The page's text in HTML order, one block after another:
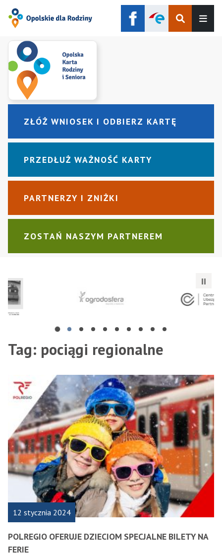
Szukaj
ZŁÓŻ WNIOSEK I ODBIERZ KARTĘ
PRZEDŁUŻ WAŻNOŚĆ KARTY
PARTNERZY I ZNIŻKI
ZOSTAŃ NASZYM PARTNEREM
Tag: pociągi regionalne
12 stycznia 2024
POLREGIO OFERUJE DZIECIOM SPECJALNE BILETY NA
FERIE